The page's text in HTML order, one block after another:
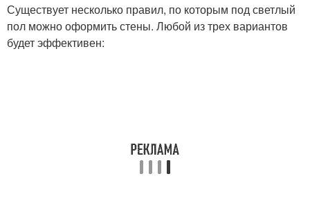
Существует несколько правил, по которым под светлый
пол можно оформить стены. Любой из трех вариантов
будет эффективен: